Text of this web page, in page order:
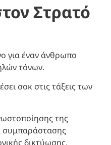
Στρατό
για έναν άνθρωπο
τόνων.
σοκ στις τάξεις των
της
συμπαράστασης
δικτύωσης.